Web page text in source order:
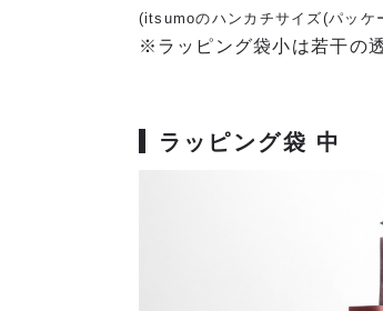
(itsumoのハンカチサイズ(パッケ
※ラッピング袋小は若干の
ラッピング袋 中